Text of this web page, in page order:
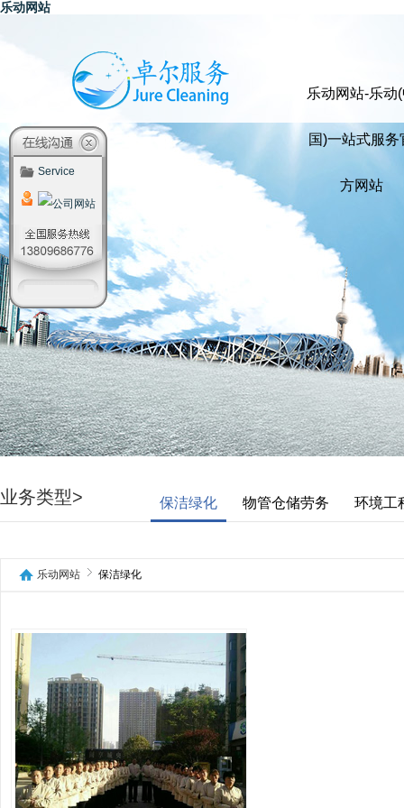
Service
乐动网站
乐动网站-乐动
国)一站式服务
方网站
业务类型> 保洁绿化 物管仓储劳务 环境工
乐动网站 保洁绿化